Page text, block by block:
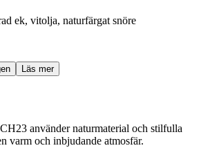
ek, vitolja, naturfärgat snöre
Läs mer
använder naturmaterial och stilfulla
varm och inbjudande atmosfär.